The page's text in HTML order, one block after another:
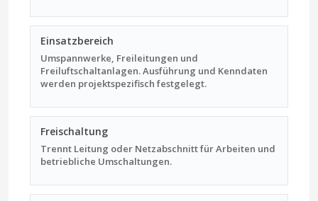
Einsatzbereich
Umspannwerke, Freileitungen und
Freiluftschaltanlagen. Ausführung und Kenndaten
werden projektspezifisch festgelegt.
Freischaltung
Trennt Leitung oder Netzabschnitt für Arbeiten und
betriebliche Umschaltungen.